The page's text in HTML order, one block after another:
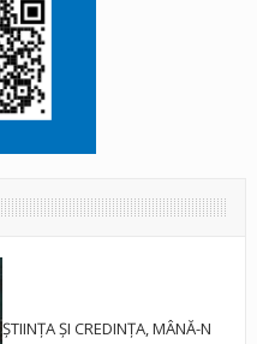
ȘTIINȚA ȘI CREDINȚA, MÂNĂ-N